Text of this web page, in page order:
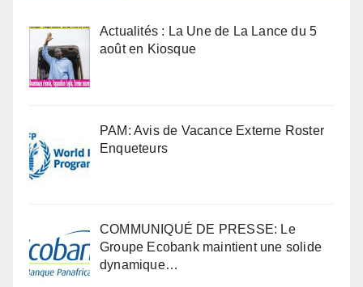
Actualités : La Une de La Lance du 5
août en Kiosque
PAM: Avis de Vacance Externe Roster
Enqueteurs
COMMUNIQUÉ DE PRESSE: Le
Groupe Ecobank maintient une solide
dynamique…